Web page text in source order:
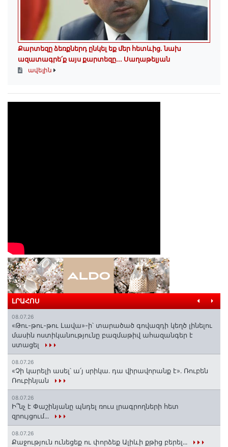
Քարտեզը ձեռքներդ ընկել եք մեր հետևից․ նախ
ազատագրե՛ք այս քարտեզը․․․ Սաղաթելյան
ավելին
ԼՐԱՀՈՍ
08.07.26
«Թու-թու-թու Լավա»-ի՝ տարածած գովազդի կեղծ լինելու
մասին ոստիկանությունը բազմաթիվ ահազանգեր է
ստացել
08.07.26
«Չի կարելի ասել՝ ա՛յ սրիկա․ դա վիրավորանք է»․ Ռուբեն
Ռուբինյան
08.07.26
Ի՞նչ է Փաշինյանը պնդել ռուս լրագրողների հետ
զրույցում․․․
08.07.26
Քաջություն ունեցեք ու փորձեք Ալիևի քթից բերել․․․